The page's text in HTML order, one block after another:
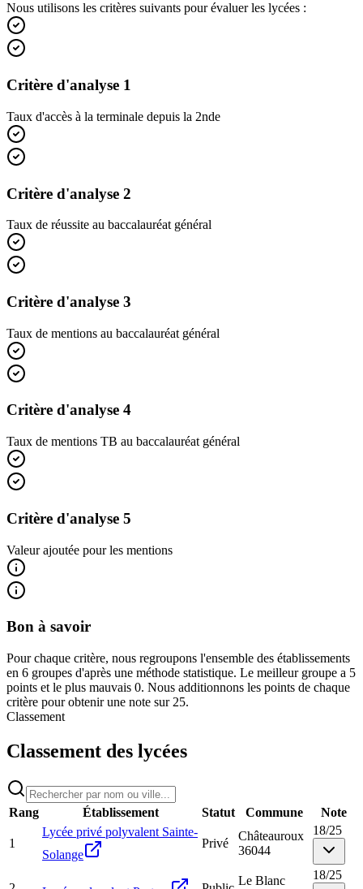
Nous utilisons les critères suivants pour évaluer les lycées :
Critère d'analyse 1
Taux d'accès à la terminale depuis la 2nde
Critère d'analyse 2
Taux de réussite au baccalauréat général
Critère d'analyse 3
Taux de mentions au baccalauréat général
Critère d'analyse 4
Taux de mentions TB au baccalauréat général
Critère d'analyse 5
Valeur ajoutée pour les mentions
Bon à savoir
Pour chaque critère, nous regroupons l'ensemble des établissements
en 6 groupes d'après une méthode statistique. Le meilleur groupe a 5
points et le plus mauvais 0. Nous additionnons les points de chaque
critère pour obtenir une note sur 25.
Classement
Classement des lycées
Rang Établissement Statut Commune Note
1
Lycée privé polyvalent Sainte-
Solange
Privé
Châteauroux
36044
18/25
Le Blanc
18/25